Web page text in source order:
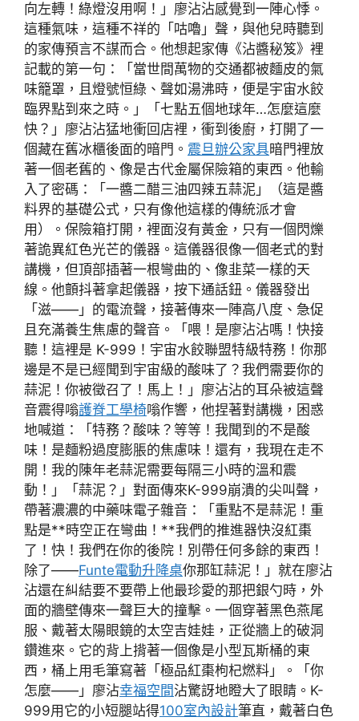
向左轉！綠燈沒用啊！」廖沾沾感覺到一陣心悸。
這種氣味，這種不祥的「咕嚕」聲，與他兒時聽到
的家傳預言不謀而合。他想起家傳《沾醬秘笈》裡
記載的第一句：「當世間萬物的交通都被麵皮的氣
味籠罩，且燈號恒綠、聲如湯沸時，便是宇宙水餃
臨界點到來之時。」「七點五個地球年…怎麼這麼
快？」廖沾沾猛地衝回店裡，衝到後廚，打開了一
個藏在舊冰櫃後面的暗門。 震旦辦公家具暗門裡放
著一個老舊的、像是古代金屬保險箱的東西。他輸
入了密碼：「一醬二醋三油四辣五蒜泥」（這是醬
料界的基礎公式，只有像他這樣的傳統派才會
用）。保險箱打開，裡面沒有黃金，只有一個閃爍
著詭異紅色光芒的儀器。這儀器很像一個老式的對
講機，但頂部插著一根彎曲的、像韭菜一樣的天
線。他顫抖著拿起儀器，按下通話鈕。儀器發出
「滋——」的電流聲，接著傳來一陣高八度、急促
且充滿養生焦慮的聲音。「喂！是廖沾沾嗎！快接
聽！這裡是 K-999！宇宙水餃聯盟特級特務！你那
邊是不是已經聞到宇宙級的酸味了？我們需要你的
蒜泥！你被徵召了！馬上！」廖沾沾的耳朵被這聲
音震得嗡護脊工學椅嗡作響，他捏著對講機，困惑
地喊道：「特務？酸味？等等！我聞到的不是酸
味！是麵粉過度膨脹的焦慮味！還有，我現在走不
開！我的陳年老蒜泥需要每隔三小時的溫和震
動！」「蒜泥？」對面傳來K-999崩潰的尖叫聲，
帶著濃濃的中藥味電子雜音：「重點不是蒜泥！重
點是**時空正在彎曲！**我們的推進器快沒紅棗
了！快！我們在你的後院！別帶任何多餘的東西！
除了——Funte電動升降桌你那缸蒜泥！」就在廖沾
沾還在糾結要不要帶上他最珍愛的那把銀勺時，外
面的牆壁傳來一聲巨大的撞擊。一個穿著黑色燕尾
服、戴著太陽眼鏡的太空吉娃娃，正從牆上的破洞
鑽進來。它的背上揹著一個像是小型瓦斯桶的東
西，桶上用毛筆寫著「極品紅棗枸杞燃料」。「你
怎麼——」廖沾幸福空間沾驚訝地瞪大了眼睛。K-
999用它的小短腿站得100室內設計筆直，戴著白色